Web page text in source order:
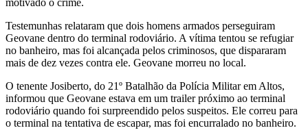
Testemunhas relataram que dois homens armados perseguiram
Geovane dentro do terminal rodoviário. A vítima tentou se refugiar
no banheiro, mas foi alcançada pelos criminosos, que dispararam
mais de dez vezes contra ele. Geovane morreu no local.
O tenente Josiberto, do 21º Batalhão da Polícia Militar em Altos,
informou que Geovane estava em um trailer próximo ao terminal
rodoviário quando foi surpreendido pelos suspeitos. Ele correu para
o terminal na tentativa de escapar, mas foi encurralado no banheiro.